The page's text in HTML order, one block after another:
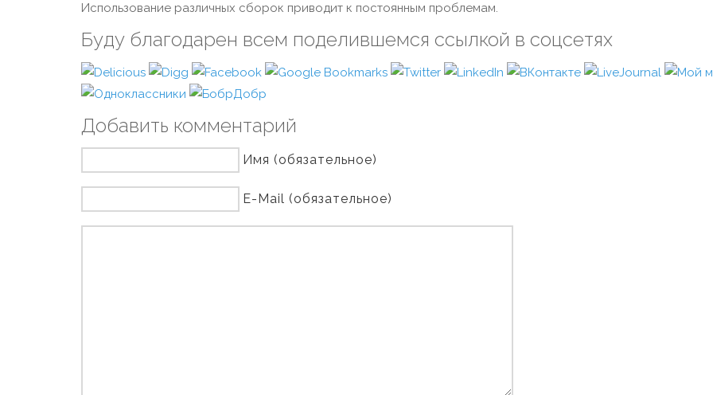
Использование различных сборок приводит к постоянным проблемам.
Буду благодарен всем поделившемся ссылкой в соцсетях
Добавить комментарий
Имя (обязательное)
E-Mail (обязательное)